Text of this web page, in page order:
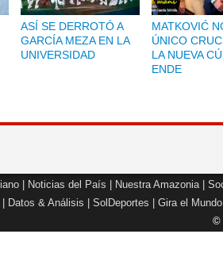
ASÍ SE DERROTÓ A
GARCÍA MEZA EN LA
UNIVERSIDAD
MATKOVIĆ
ÚNICO
LA NUEVA
ENDE
Noticias del País Nuestra Amazonia|
Datos & Análisis SolDeportes Gira el Mundo
©